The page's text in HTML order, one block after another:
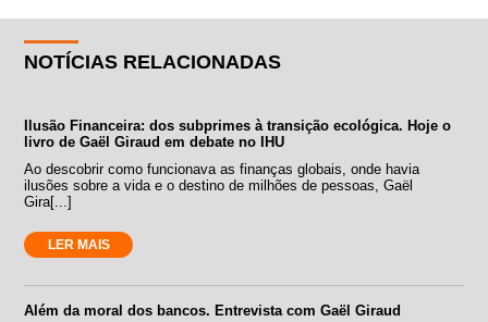
NOTÍCIAS RELACIONADAS
Ilusão Financeira: dos subprimes à transição ecológica. Hoje o
livro de Gaël Giraud em debate no IHU
Ao descobrir como funcionava as finanças globais, onde havia
ilusões sobre a vida e o destino de milhões de pessoas, Gaël
Gira[...]
LER MAIS
Além da moral dos bancos. Entrevista com Gaël Giraud